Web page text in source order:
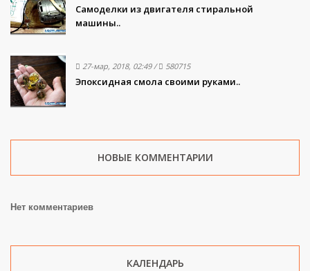
Самоделки из двигателя стиральной
машины..
27-мар, 2018, 02:49/ 580715
Эпоксидная смола своими руками..
НОВЫЕ КОММЕНТАРИИ
Нет комментариев
КАЛЕНДАРЬ